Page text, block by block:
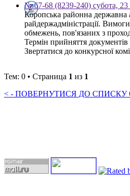
№ 67-68 (8239-240) субота, 23
Коропська районна державна
райдержадміністрації.
обмежень, пов'язаних з
Термін прийняття
Звертатися до конкурсної
Тем: 0 • Страница 1 из 1
< - ПОВЕРНУТИСЯ ДО СПИСКУ